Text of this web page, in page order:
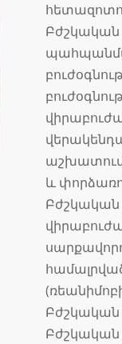
Բժշկական
աշխատում
և
Բժշկական
Բժշկական